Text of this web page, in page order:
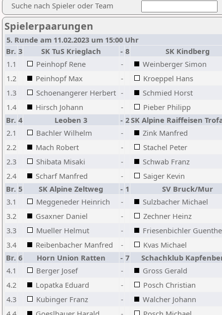
Suche nach Spieler oder Team
Spielerpaarungen
5. Runde am 11.02.2023 um 15:00 Uhr
Br. 3 SK TuS Krieglach - 8
SK Kindberg
1.1
Peinhopf Rene -
Weinberger Simon
1.2
Peinhopf Max -
Kroeppel Hans
1.3
Schoenangerer Herbert -
Schmied Horst
1.4
Hirsch Johann -
Pieber Philipp
Br. 4 Leoben 3 - 2SK Alpine Raiffeisen
2.1
Bachler Wilhelm -
Zink Manfred
2.2
Mach Robert -
Stachel Peter
2.3
Shibata Misaki -
Schwab Franz
2.4
Scharf Manfred -
Saiger Kevin
Br. 5 SK Alpine Zeltweg - 1
SV Bruck/Mur
3.1
Meggeneder Heinrich -
Sulzbacher Michael
3.2
Gsaxner Daniel -
Zechner Heinz
3.3
Mueller Helmut -
Friesenbichler
3.4
Reibenbacher Manfred -
Kvas Michael
Br. 6 Horn Union Ratten - 7
Schachklub
4.1
Berger Josef -
Gross Gerald
4.2
Lopatka Eduard -
Posch Christian
4.3
Kubinger Franz -
Walcher Johann